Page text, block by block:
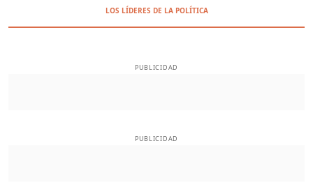
LOS LÍDERES DE LA POLÍTICA
PUBLICIDAD
PUBLICIDAD